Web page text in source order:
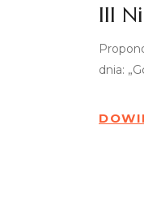
III
dnia: